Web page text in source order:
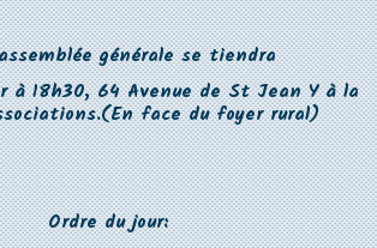
générale se tiendra
à 18h30, 64 Avenue de St Jean Y à la
face du foyer rural)
Ordre du jour: